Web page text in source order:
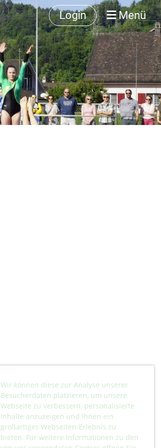
Wir können diese zur Analyse unserer
Besucherdaten platzieren, um unsere
Webseite zu verbessern, personalisierte
Inhalte anzuzeigen und Ihnen ein
großartiges Webseiten-Erlebnis zu
bieten. Für weitere Informationen zu den
Login Menü